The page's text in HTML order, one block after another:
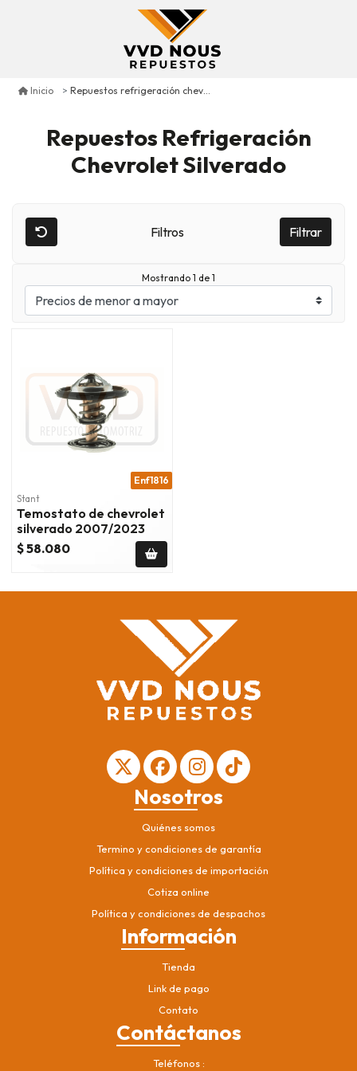
Inicio Repuestos refrigeración chevrolet silverado
Repuestos Refrigeración
Chevrolet Silverado
Filtros Filtrar
Mostrando 1 de 1
Enf1816
Stant
Temostato de chevrolet
silverado 2007/2023
$ 58.080
Nosotros
Quiénes somos
Termino y condiciones de garantía
Política y condiciones de importación
Cotiza online
Política y condiciones de despachos
Información
Tienda
Link de pago
Contato
Contáctanos
Teléfonos